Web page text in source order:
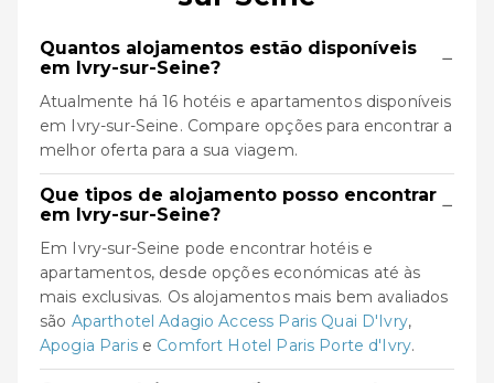
Quantos alojamentos estão disponíveis
em Ivry-sur-Seine?
−
Atualmente há 16 hotéis e apartamentos disponíveis
em Ivry-sur-Seine. Compare opções para encontrar a
melhor oferta para a sua viagem.
Que tipos de alojamento posso encontrar
em Ivry-sur-Seine?
−
Em Ivry-sur-Seine pode encontrar hotéis e
apartamentos, desde opções económicas até às
mais exclusivas. Os alojamentos mais bem avaliados
são Aparthotel Adagio Access Paris Quai D'Ivry,
Apogia Parise Comfort Hotel Paris Porte d'Ivry.